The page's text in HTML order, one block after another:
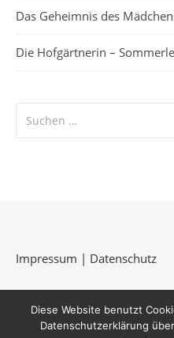
Das Geheimnis des
Die Hofgärtnerin –
Impressum | Datenschutz
Diese Website benutzt
Datenschutzerklärung